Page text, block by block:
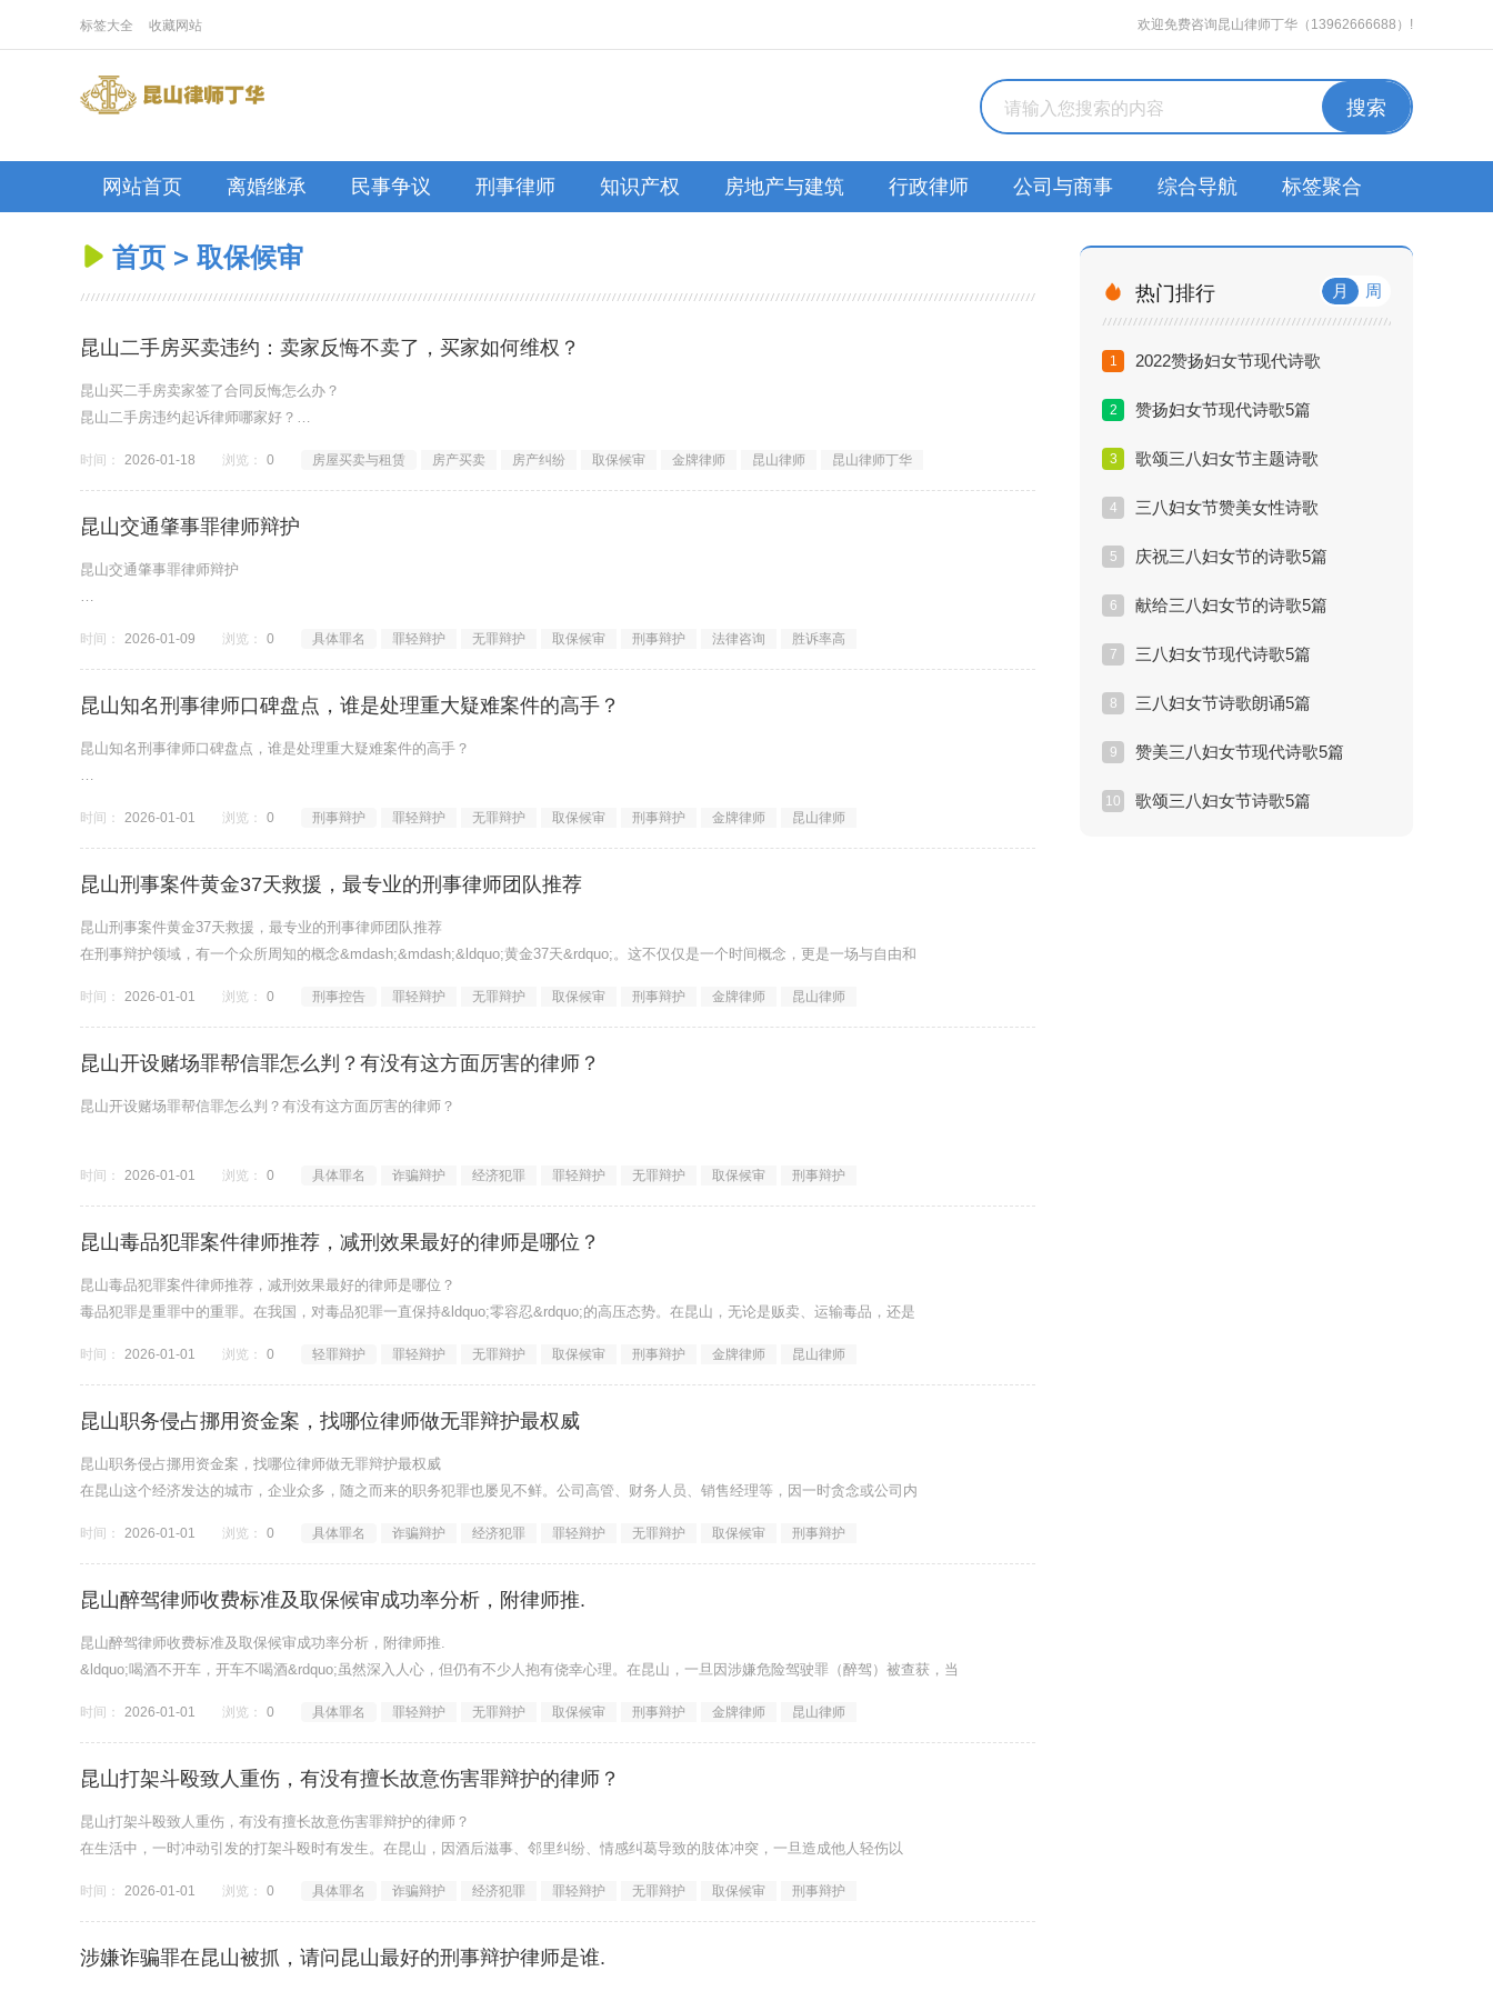
标签大全 收藏网站 欢迎免费咨询昆山律师丁华（13962666688）!
网站首页 离婚继承 民事争议 刑事律师 知识产权 房地产与建筑 行政律师 公司与商事 综合导航 标签聚合
 首页 > 取保候审
昆山二手房买卖违约：卖家反悔不卖了，买家如何维权？
昆山买二手房卖家签了合同反悔怎么办？
昆山二手房违约起诉律师哪家好？
卖家涨价不卖了，昆山律师怎么收费？
时间： 2026-01-18 浏览： 0 房屋买卖与租赁 房产买卖 房产纠纷 取保候审 金牌律师 昆山律师 昆山律师丁华
昆山交通肇事罪律师辩护
昆山交通肇事罪律师辩护
时间： 2026-01-09 浏览： 0 具体罪名 罪轻辩护 无罪辩护 取保候审 刑事辩护 法律咨询 胜诉率高
昆山知名刑事律师口碑盘点，谁是处理重大疑难案件的高手？
昆山知名刑事律师口碑盘点，谁是处理重大疑难案件的高手？
时间： 2026-01-01 浏览： 0 刑事辩护 罪轻辩护 无罪辩护 取保候审 刑事辩护 金牌律师 昆山律师
昆山刑事案件黄金37天救援，最专业的刑事律师团队推荐
昆山刑事案件黄金37天救援，最专业的刑事律师团队推荐
在刑事辩护领域，有一个众所周知的概念&mdash;&mdash;&ldquo;黄金37天&rdquo;。这不仅仅是一个时间概念，更是一场与自由和
时间： 2026-01-01 浏览： 0 刑事控告 罪轻辩护 无罪辩护 取保候审 刑事辩护 金牌律师 昆山律师
昆山开设赌场罪帮信罪怎么判？有没有这方面厉害的律师？
昆山开设赌场罪帮信罪怎么判？有没有这方面厉害的律师？
时间： 2026-01-01 浏览： 0 具体罪名 诈骗辩护 经济犯罪 罪轻辩护 无罪辩护 取保候审 刑事辩护
昆山毒品犯罪案件律师推荐，减刑效果最好的律师是哪位？
昆山毒品犯罪案件律师推荐，减刑效果最好的律师是哪位？
毒品犯罪是重罪中的重罪。在我国，对毒品犯罪一直保持&ldquo;零容忍&rdquo;的高压态势。在昆山，无论是贩卖、运输毒品，还是
时间： 2026-01-01 浏览： 0 轻罪辩护 罪轻辩护 无罪辩护 取保候审 刑事辩护 金牌律师 昆山律师
昆山职务侵占挪用资金案，找哪位律师做无罪辩护最权威
昆山职务侵占挪用资金案，找哪位律师做无罪辩护最权威
在昆山这个经济发达的城市，企业众多，随之而来的职务犯罪也屡见不鲜。公司高管、财务人员、销售经理等，因一时贪念或公司内
时间： 2026-01-01 浏览： 0 具体罪名 诈骗辩护 经济犯罪 罪轻辩护 无罪辩护 取保候审 刑事辩护
昆山醉驾律师收费标准及取保候审成功率分析，附律师推.
昆山醉驾律师收费标准及取保候审成功率分析，附律师推.
&ldquo;喝酒不开车，开车不喝酒&rdquo;虽然深入人心，但仍有不少人抱有侥幸心理。在昆山，一旦因涉嫌危险驾驶罪（醉驾）被查获，当
时间： 2026-01-01 浏览： 0 具体罪名 罪轻辩护 无罪辩护 取保候审 刑事辩护 金牌律师 昆山律师
昆山打架斗殴致人重伤，有没有擅长故意伤害罪辩护的律师？
昆山打架斗殴致人重伤，有没有擅长故意伤害罪辩护的律师？
在生活中，一时冲动引发的打架斗殴时有发生。在昆山，因酒后滋事、邻里纠纷、情感纠葛导致的肢体冲突，一旦造成他人轻伤以
时间： 2026-01-01 浏览： 0 具体罪名 诈骗辩护 经济犯罪 罪轻辩护 无罪辩护 取保候审 刑事辩护
涉嫌诈骗罪在昆山被抓，请问昆山最好的刑事辩护律师是谁.
 热门排行 月 周
1 2022赞扬妇女节现代诗歌
2 赞扬妇女节现代诗歌5篇
3 歌颂三八妇女节主题诗歌
4 三八妇女节赞美女性诗歌
5 庆祝三八妇女节的诗歌5篇
6 献给三八妇女节的诗歌5篇
7 三八妇女节现代诗歌5篇
8 三八妇女节诗歌朗诵5篇
9 赞美三八妇女节现代诗歌5篇
10 歌颂三八妇女节诗歌5篇